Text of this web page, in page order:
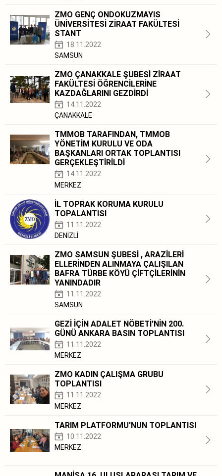
ZMO GENÇ ONDOKUZMAYIS
ÜNİVERSİTESİ ZİRAAT FAKÜLTESİ
STANT
18.11.2022
SAMSUN
ZMO ÇANAKKALE ŞUBESİ ZİRAAT
FAKÜLTESİ ÖĞRENCİLERİNE
KAZDAĞLARINI GEZDİRDİ
14.11.2022
ÇANAKKALE
TMMOB TARAFINDAN, TMMOB
YÖNETİM KURULU VE ODA
BAŞKANLARI ORTAK TOPLANTISI
GERÇEKLEŞTİRİLDİ
14.11.2022
MERKEZ
İL TOPRAK KORUMA KURULU
TOPALANTISI
11.11.2022
DENİZLİ
ZMO SAMSUN ŞUBESİ , ARAZİLERİ
ELLERİNDEN ALINMAYA ÇALIŞILAN
BAFRA TÜRBE KÖYÜ ÇİFTÇİLERİNİN
YANINDADIR
11.11.2022
SAMSUN
GEZİ İÇİN ADALET NÖBETİ'NİN 200.
GÜNÜ ANKARA BASIN TOPLANTISI
11.11.2022
MERKEZ
ZMO KADIN ÇALIŞMA GRUBU
TOPLANTISI
11.11.2022
MERKEZ
TARIM PLATFORMU'NUN TOPLANTISI
10.11.2022
MERKEZ